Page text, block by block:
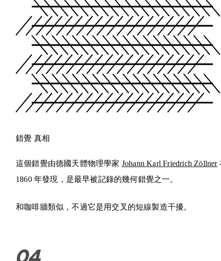
錯覺 真相
這個錯覺由德國天體物理學家 Johann Karl Friedrich Zöllner
1860 年發現，是最早被記錄的幾何錯覺之一。
和咖啡牆類似，不過它是用交叉的短線製造干擾。